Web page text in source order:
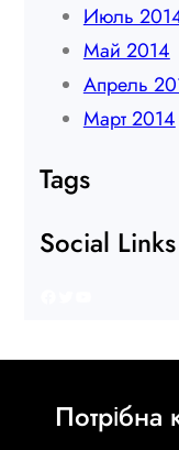
Июль
Май 2014
Апрель
Март 2014
Tags
Social Links
Потрібна